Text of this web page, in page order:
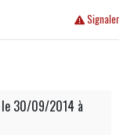
Signaler
le 30/09/2014 à